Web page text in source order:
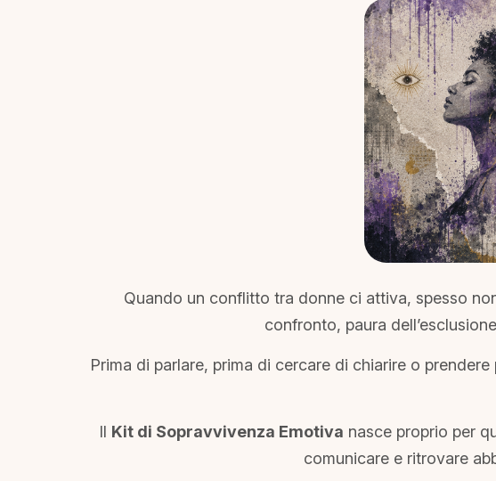
Quando un conflitto tra donne ci attiva, spesso
confronto, paura
Prima di parlare, prima di cercare di chiarire o
Il Kit di Sopravvivenza Emotiva nasce proprio per
comunicare e ritrovare